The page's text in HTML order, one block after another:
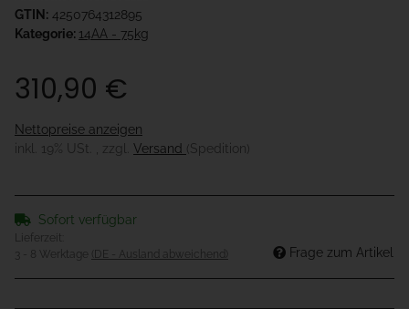
GTIN: 4250764312895
Kategorie: 14AA - 75kg
310,90 €
Nettopreise anzeigen
inkl. 19% USt. , zzgl. Versand (Spedition)
Sofort verfügbar
Lieferzeit:
3 - 8 Werktage
(DE - Ausland abweichend) Frage zum Artikel